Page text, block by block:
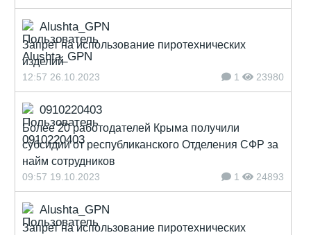
Alushta_GPN
Запрет на использование пиротехнических
изделий
12:57 26.10.2023 1 23980
0910220403
Более 20 работодателей Крыма получили
субсидии от республиканского Отделения СФР за
найм сотрудников
09:57 19.10.2023 1 24893
Alushta_GPN
Запрет на использование пиротехнических